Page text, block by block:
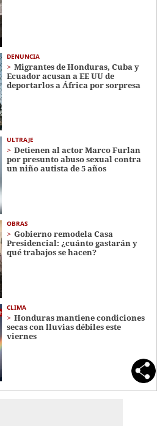
DENUNCIA
Migrantes de Honduras, Cuba y
Ecuador acusan a EE UU de
deportarlos a África por sorpresa
ULTRAJE
Detienen al actor Marco Furlan
por presunto abuso sexual contra
un niño autista de 5 años
OBRAS
Gobierno remodela Casa
Presidencial: ¿cuánto gastarán y
qué trabajos se hacen?
CLIMA
Honduras mantiene condiciones
secas con lluvias débiles este
viernes